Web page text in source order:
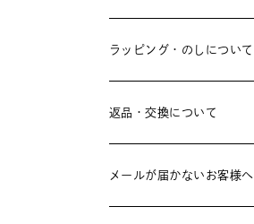
ラッピング・のしについて
返品・交換について
メールが届かないお客様へ